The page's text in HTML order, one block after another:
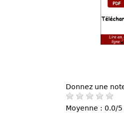
Donnez une
Moyenne : 0.0/